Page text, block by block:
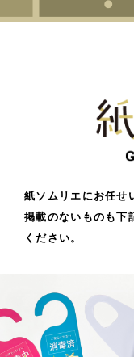
紙ソムリエにお任せ
掲載のないものも下
ください。